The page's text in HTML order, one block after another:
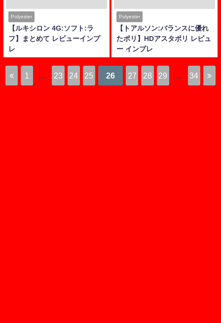
Polyester
【ルキシロン 4G:ソフト:ラ
フ】まとめて レビューインプ
レ
Polyester
【トアルソン:バランスに優れ
たポリ】HDアスタポリ レビュ
ー インプレ
1 23 24 25 26 27 28 29 34